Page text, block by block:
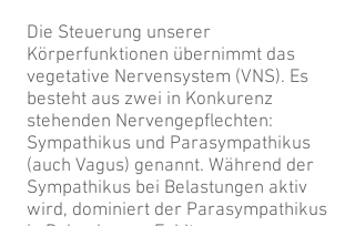
Die Steuerung unserer
Körperfunktionen übernimmt das
vegetative Nervensystem (VNS). Es
besteht aus zwei in Konkurenz
stehenden Nervengepflechten:
Sympathikus und Parasympathikus
(auch Vagus) genannt. Während der
Sympathikus bei Belastungen aktiv
wird, dominiert der Parasympathikus